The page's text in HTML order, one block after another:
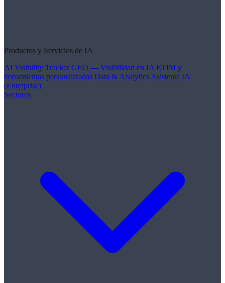
Productos y Servicios de IA
AI Visibility Tracker GEO — Visibilidad en IA ETIM y
herramientas personalizadas Data & Analytics Asistente IA
(Enterprise)
Sectores